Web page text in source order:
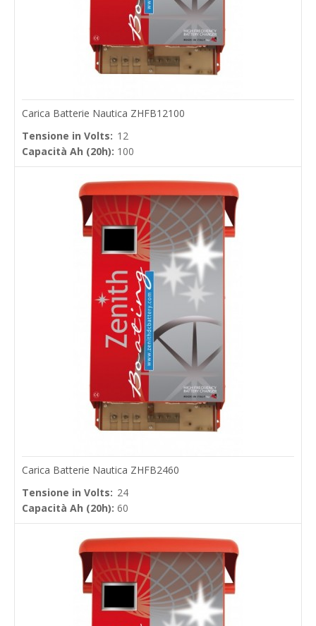
Carica Batterie Nautica ZHFB12100
Tensione in Volts: 12
Capacità Ah (20h): 100
Carica Batterie Nautica ZHFB2460
Tensione in Volts: 24
Capacità Ah (20h): 60